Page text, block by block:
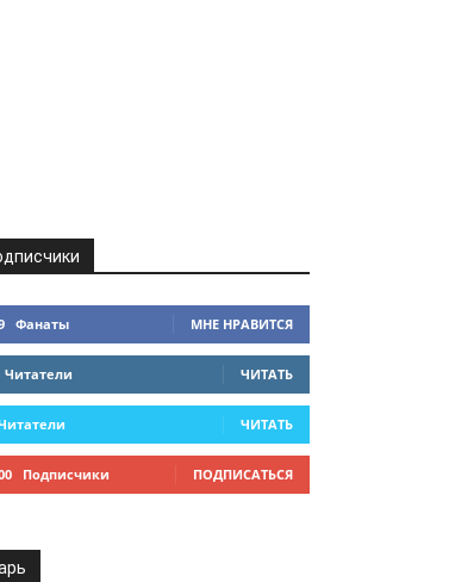
Фанаты МНЕ НРАВИТСЯ
Читатели ЧИТАТЬ
ЧИТАТЬ
Подписчики ПОДПИСАТЬСЯ